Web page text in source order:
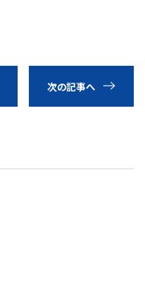
次の記事へ